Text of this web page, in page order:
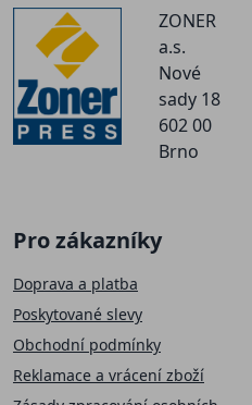
ZONER
a.s.
Nové
sady 18
602 00
Brno
Pro zákazníky
Doprava a platba
Poskytované slevy
Obchodní podmínky
Reklamace a vrácení zboží